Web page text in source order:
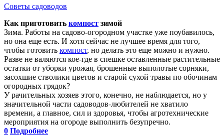
Советы садоводов
Как приготовить компост зимой
Зима. Работы на садово-огородном участке уже поубавилось,
но она еще есть. И хотя сейчас не лучшее время для того,
чтобы готовить компост, но делать это еще можно и нужно.
Разве не валяются кое-где в спешке оставленные растительные
остатки от уборки урожая, брошенные выполотые сорняки,
засохшие стволики цветов и старой сухой травы по обочинам
огородных грядок?
У рачительных хозяев этого, конечно, не наблюдается, но у
значительной части садоводов-любителей не хватило
времени, а главное, сил и здоровья, чтобы агротехнические
мероприятия на огороде выполнить безупречно.
0 Подробнее